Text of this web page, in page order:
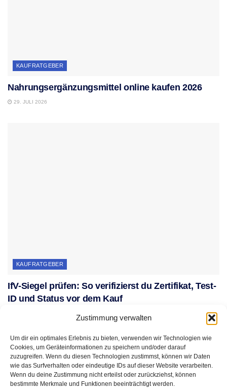
Zustimmung verwalten
Um dir ein optimales Erlebnis zu bieten, verwenden wir Technologien wie
Cookies, um Geräteinformationen zu speichern und/oder darauf
zuzugreifen. Wenn du diesen Technologien zustimmst, können wir Daten
wie das Surfverhalten oder eindeutige IDs auf dieser Website verarbeiten.
Wenn du deine Zustimmung nicht erteilst oder zurückziehst, können
bestimmte Merkmale und Funktionen beeinträchtigt werden.
KAUFRATGEBER
Nahrungsergänzungsmittel online kaufen 2026
29. JULI 2026
KAUFRATGEBER
IfV-Siegel prüfen: So verifizierst du Zertifikat, Test-
ID und Status vor dem Kauf